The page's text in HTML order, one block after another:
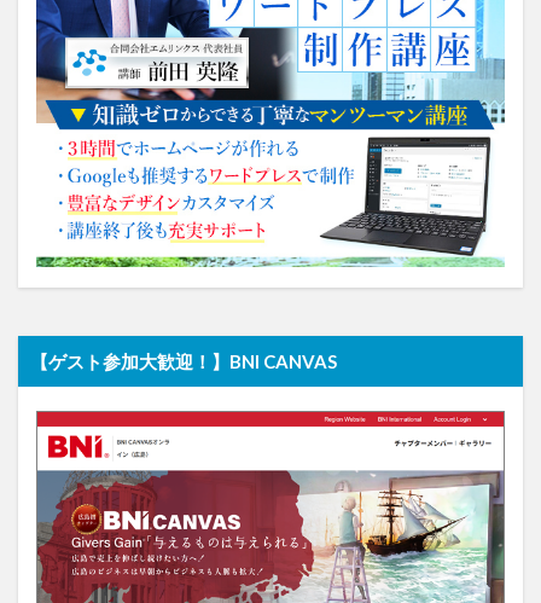
【ゲスト参加大歓迎！】BNI CANVAS